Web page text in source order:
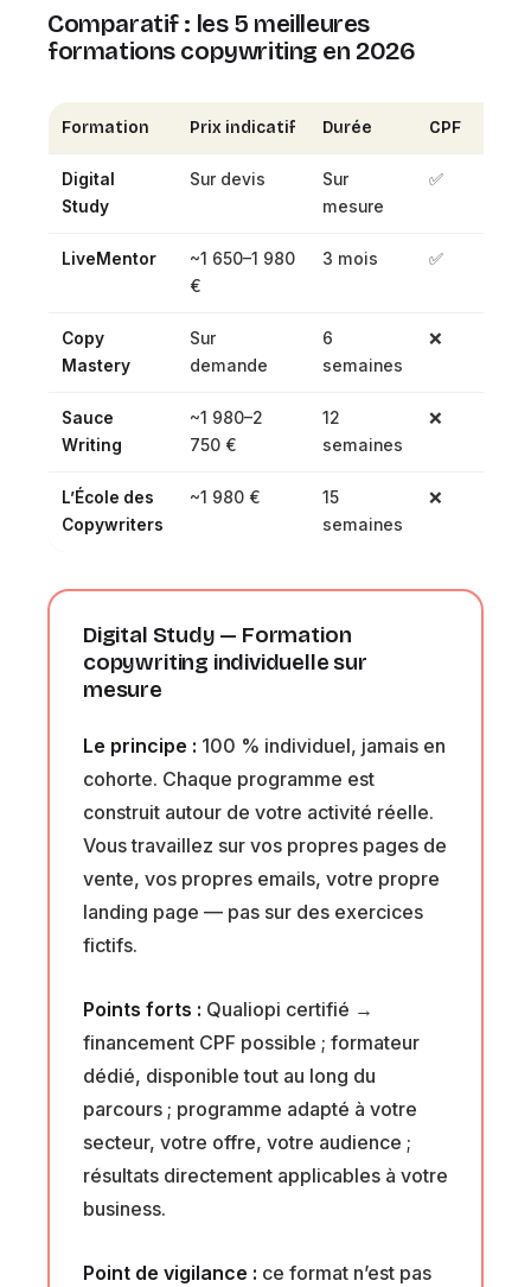
Comparatif : les 5 meilleures
formations copywriting en 2026
Formation Prix indicatif Durée CPF
Digital
Study
Sur devis
Sur
mesure
✅
LiveMentor
~1 650–1 980
€
3 mois ✅
Copy
Mastery
Sur
demande
6
semaines
❌
Sauce
Writing
~1 980–2
750 €
12
semaines
❌
L’École des
Copywriters
~1 980 €
15
semaines
❌
Digital Study — Formation
copywriting individuelle sur
mesure
Le principe : 100 % individuel, jamais en
cohorte. Chaque programme est
construit autour de votre activité réelle.
Vous travaillez sur vos propres pages de
vente, vos propres emails, votre propre
landing page — pas sur des exercices
fictifs.
Points forts : Qualiopi certifié →
financement CPF possible ; formateur
dédié, disponible tout au long du
parcours ; programme adapté à votre
secteur, votre offre, votre audience ;
résultats directement applicables à votre
business.
Point de vigilance : ce format n’est pas